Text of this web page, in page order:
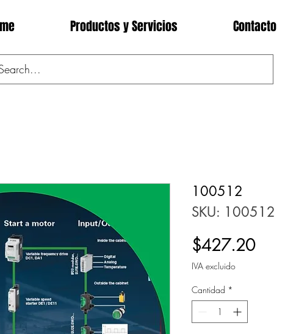
Productos y Servicios Contacto
100512
SKU: 100512
$427.20Precio
IVA excluido
Cantidad *